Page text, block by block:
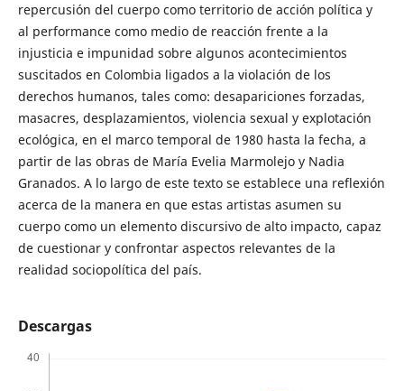
repercusión del cuerpo como territorio de acción política y
al performance como medio de reacción frente a la
injusticia e impunidad sobre algunos acontecimientos
suscitados en Colombia ligados a la violación de los
derechos humanos, tales como: desapariciones forzadas,
masacres, desplazamientos, violencia sexual y explotación
ecológica, en el marco temporal de 1980 hasta la fecha, a
partir de las obras de María Evelia Marmolejo y Nadia
Granados. A lo largo de este texto se establece una reflexión
acerca de la manera en que estas artistas asumen su
cuerpo como un elemento discursivo de alto impacto, capaz
de cuestionar y confrontar aspectos relevantes de la
realidad sociopolítica del país.
Descargas